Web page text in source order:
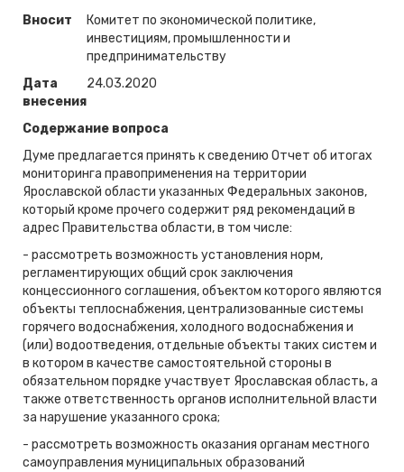
Вносит
Комитет по экономической политике,
инвестициям, промышленности и
предпринимательству
Дата
внесения
24.03.2020
Содержание вопроса
Думе предлагается принять к сведению Отчет об итогах
мониторинга правоприменения на территории
Ярославской области указанных Федеральных законов,
который кроме прочего содержит ряд рекомендаций в
адрес Правительства области, в том числе:
- рассмотреть возможность установления норм,
регламентирующих общий срок заключения
концессионного соглашения, объектом которого являются
объекты теплоснабжения, централизованные системы
горячего водоснабжения, холодного водоснабжения и
(или) водоотведения, отдельные объекты таких систем и
в котором в качестве самостоятельной стороны в
обязательном порядке участвует Ярославская область, а
также ответственность органов исполнительной власти
за нарушение указанного срока;
- рассмотреть возможность оказания органам местного
самоуправления муниципальных образований